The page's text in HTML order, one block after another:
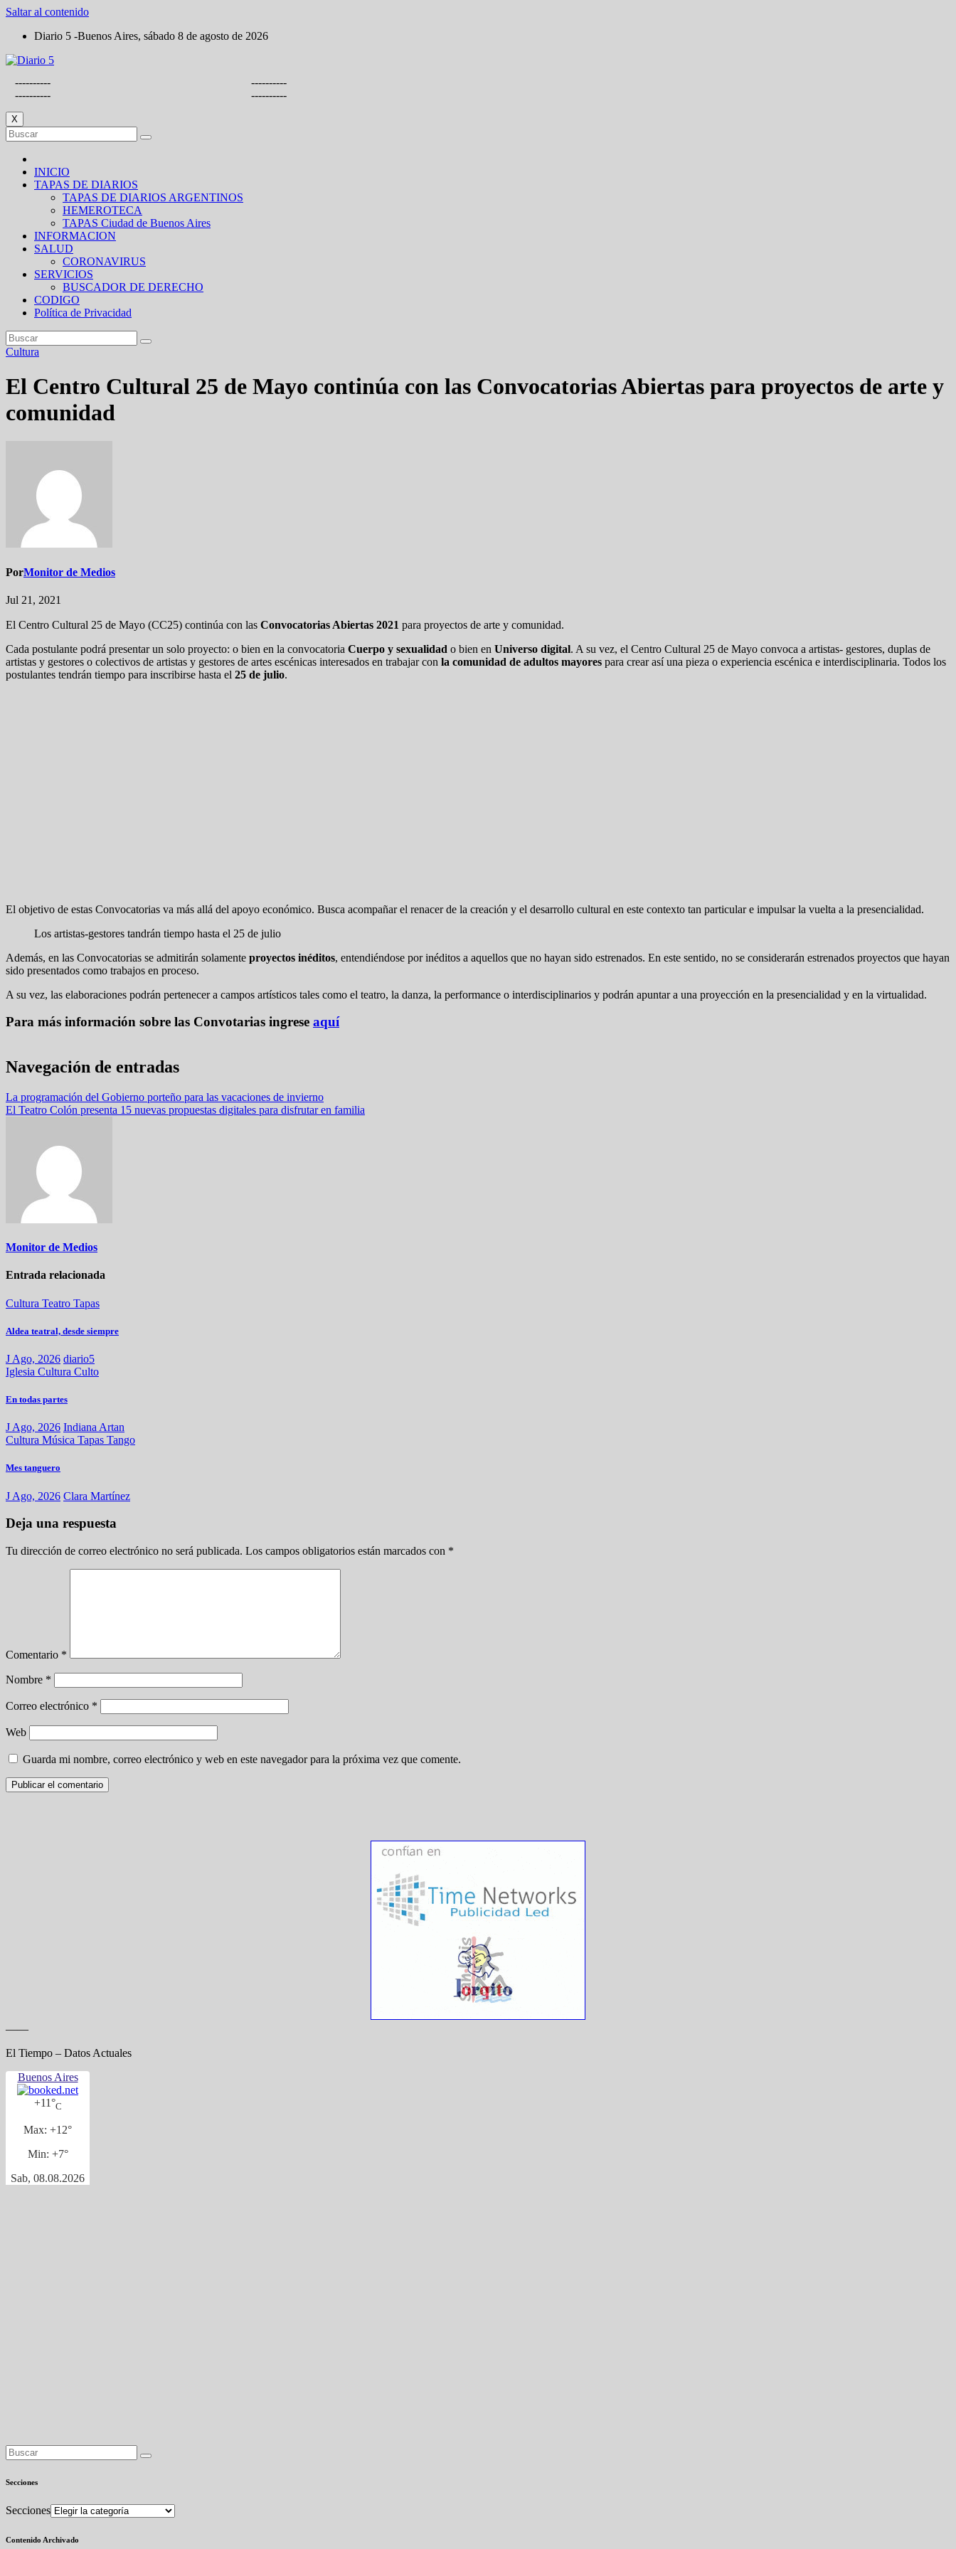
Saltar al contenido
Diario 5 -Buenos Aires, sábado 8 de agosto de 2026
----------
----------
----------
----------
X
INICIO
TAPAS DE DIARIOS
TAPAS DE DIARIOS ARGENTINOS
HEMEROTECA
TAPAS Ciudad de Buenos Aires
INFORMACION
SALUD
CORONAVIRUS
SERVICIOS
BUSCADOR DE DERECHO
CODIGO
Política de Privacidad
Cultura
El Centro Cultural 25 de Mayo continúa con las Convocatorias Abiertas para proyectos de arte y
comunidad
PorMonitor de Medios
Jul 21, 2021
El Centro Cultural 25 de Mayo (CC25) continúa con las Convocatorias Abiertas 2021 para proyectos de arte y comunidad.
Cada postulante podrá presentar un solo proyecto: o bien en la convocatoria Cuerpo y sexualidad o bien en Universo digital. A su vez, el Centro Cultural 25 de Mayo convoca a artistas- gestores, duplas de
artistas y gestores o colectivos de artistas y gestores de artes escénicas interesados en trabajar con la comunidad de adultos mayores para crear así una pieza o experiencia escénica e interdisciplinaria. Todos los
postulantes tendrán tiempo para inscribirse hasta el 25 de julio.
El objetivo de estas Convocatorias va más allá del apoyo económico. Busca acompañar el renacer de la creación y el desarrollo cultural en este contexto tan particular e impulsar la vuelta a la presencialidad.
Los artistas-gestores tandrán tiempo hasta el 25 de julio
Además, en las Convocatorias se admitirán solamente proyectos inéditos, entendiéndose por inéditos a aquellos que no hayan sido estrenados. En este sentido, no se considerarán estrenados proyectos que hayan
sido presentados como trabajos en proceso.
A su vez, las elaboraciones podrán pertenecer a campos artísticos tales como el teatro, la danza, la performance o interdisciplinarios y podrán apuntar a una proyección en la presencialidad y en la virtualidad.
Para más información sobre las Convotarias ingrese aquí
Navegación de entradas
La programación del Gobierno porteño para las vacaciones de invierno
El Teatro Colón presenta 15 nuevas propuestas digitales para disfrutar en familia
Monitor de Medios
Entrada relacionada
Cultura Teatro Tapas
Aldea teatral, desde siempre
J Ago, 2026 diario5
Iglesia Cultura Culto
En todas partes
J Ago, 2026 Indiana Artan
Cultura Música Tapas Tango
Mes tanguero
J Ago, 2026 Clara Martínez
Deja una respuesta
Tu dirección de correo electrónico no será publicada. Los campos obligatorios están marcados con *
Comentario *
Nombre *
Correo electrónico *
Web
Guarda mi nombre, correo electrónico y web en este navegador para la próxima vez que comente.
——
El Tiempo – Datos Actuales
Buenos Aires
+11°C
Max: +12°
Min: +7°
Sab, 08.08.2026
Secciones
Secciones
Contenido Archivado